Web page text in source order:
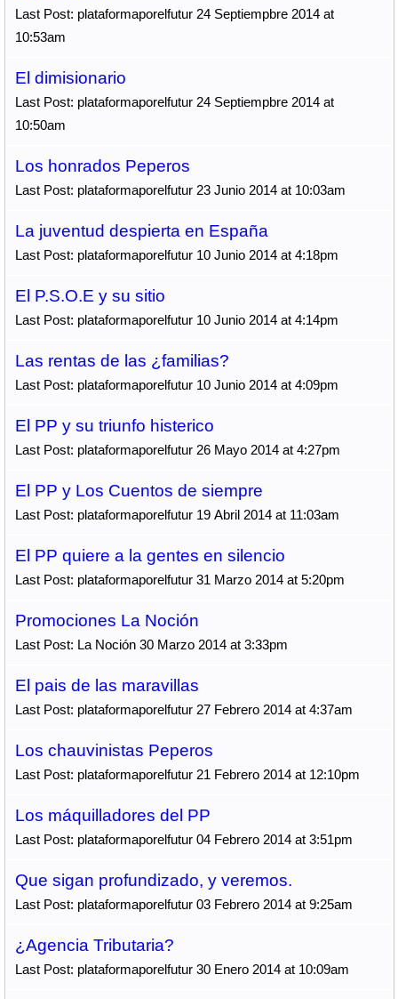
Last Post: plataformaporelfutur 24 Septiempbre 2014 at
10:53am
El dimisionario
Last Post: plataformaporelfutur 24 Septiempbre 2014 at
10:50am
Los honrados Peperos
Last Post: plataformaporelfutur 23 Junio 2014 at 10:03am
La juventud despierta en España
Last Post: plataformaporelfutur 10 Junio 2014 at 4:18pm
El P.S.O.E y su sitio
Last Post: plataformaporelfutur 10 Junio 2014 at 4:14pm
Las rentas de las ¿familias?
Last Post: plataformaporelfutur 10 Junio 2014 at 4:09pm
El PP y su triunfo histerico
Last Post: plataformaporelfutur 26 Mayo 2014 at 4:27pm
El PP y Los Cuentos de siempre
Last Post: plataformaporelfutur 19 Abril 2014 at 11:03am
El PP quiere a la gentes en silencio
Last Post: plataformaporelfutur 31 Marzo 2014 at 5:20pm
Promociones La Noción
Last Post: La Noción 30 Marzo 2014 at 3:33pm
El pais de las maravillas
Last Post: plataformaporelfutur 27 Febrero 2014 at 4:37am
Los chauvinistas Peperos
Last Post: plataformaporelfutur 21 Febrero 2014 at 12:10pm
Los máquilladores del PP
Last Post: plataformaporelfutur 04 Febrero 2014 at 3:51pm
Que sigan profundizado, y veremos.
Last Post: plataformaporelfutur 03 Febrero 2014 at 9:25am
¿Agencia Tributaria?
Last Post: plataformaporelfutur 30 Enero 2014 at 10:09am